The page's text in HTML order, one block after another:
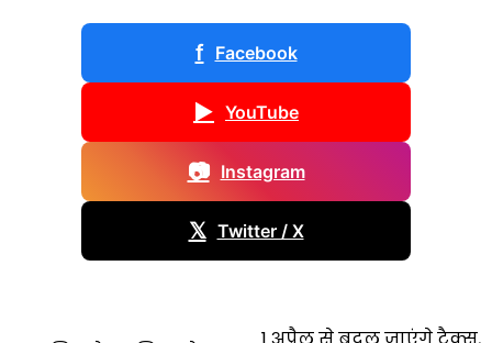
f Facebook
▶ YouTube
📷 Instagram
𝕏 Twitter / X